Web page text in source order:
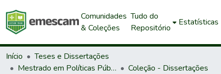
Comunidades
& Coleções
Tudo do
Repositório
Estatísticas
Início
Teses e Dissertações
Mestrado em Políticas Públicas e Desenvolvimento Local
Coleção - Dissertações